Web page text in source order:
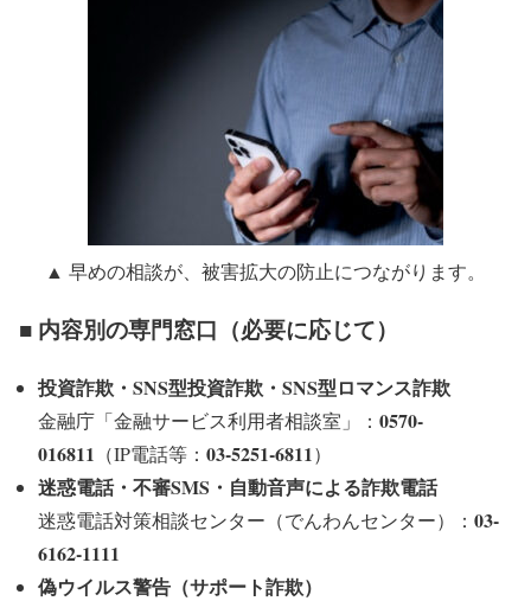
▲ 早めの相談が、被害拡大の防止につながります。
■ 内容別の専門窓口（必要に応じて）
投資詐欺・SNS型投資詐欺・SNS型ロマンス詐欺
金融庁「金融サービス利用者相談室」： 0570-
016811 （IP電話等： 03-5251-6811）
迷惑電話・不審SMS・自動音声による詐欺電話
迷惑電話対策相談センター（でんわんセンター）： 03-
6162-1111
偽ウイルス警告（サポート詐欺）